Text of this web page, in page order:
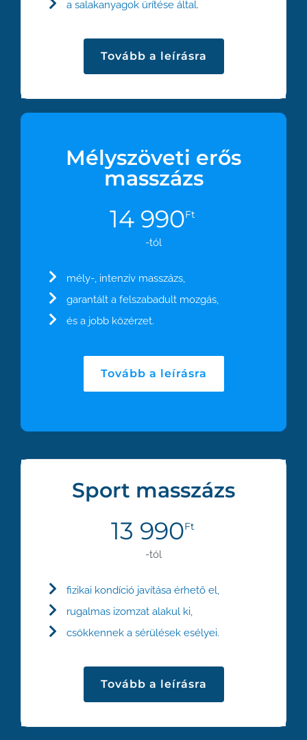
a salakanyagok ürítése által.
Tovább a leírásra
Mélyszöveti erős
masszázs
14 990Ft
-tól
mély-, intenzív masszázs,
garantált a felszabadult mozgás,
és a jobb közérzet.
Tovább a leírásra
Sport masszázs
13 990Ft
-tól
fizikai kondíció javítása érhető el,
rugalmas izomzat alakul ki,
csökkennek a sérülések esélyei.
Tovább a leírásra